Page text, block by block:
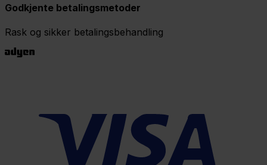
Godkjente betalingsmetoder
Rask og sikker betalingsbehandling